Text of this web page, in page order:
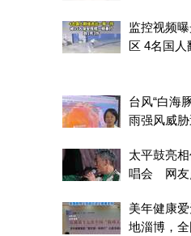
监控视频
区 4名国人
台风“白海
雨强风威
太平鼓亮
唱会 网友
美年健康
地淄博，